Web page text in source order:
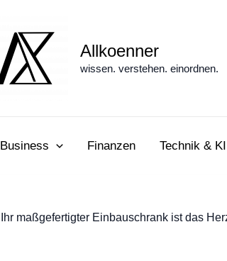
Allkoenner
wissen. verstehen. einordnen.
Business Finanzen Technik & KI
Ihr maßgefertigter Einbauschrank ist das